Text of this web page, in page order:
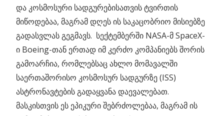
და კოსმოსური სადგურებისათვის ტვირთის
მიწოდებაა, მაგრამ დღეს ის საკაცობრიო მისიებზე
გადასვლას გეგმავს. სექტემბერში NASA-მ SpaceX-
ი Boeing-თან ერთად იმ კერძო კომპანიებს შორის
გამოარჩია, რომლებსაც ახლო მომავალში
საერთაშორისო კოსმოსურ სადგურზე (ISS)
ასტრონავტების გადაყვანა დაევალებათ.
მასკისთვის ეს ეპიკური შებრძოლებაა, მაგრამ ის